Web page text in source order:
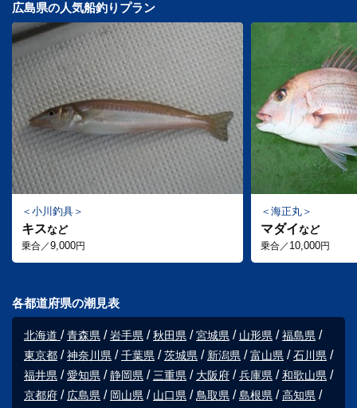
広島県の人気船釣りプラン
小川釣具
キスなど
乗合／9,000円
海正丸
マダイなど
乗合／ 10,000円
各都道府県の潮見表
北海道 青森県 岩手県 秋田県 宮城県 山形県
福島県
東京都
神奈川県 千葉県 茨城県 新潟県 富山県
石川県
福井県
愛知県 静岡県 三重県 大阪府 兵庫県
和歌山県
京都府
広島県 岡山県 山口県 鳥取県 島根県
高知県